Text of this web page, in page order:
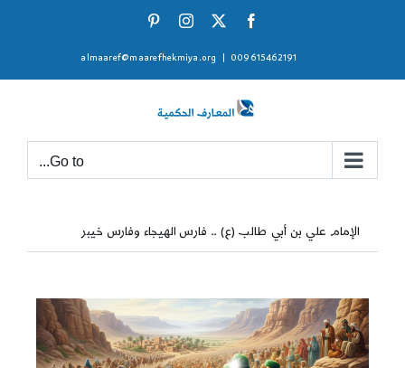
Facebook
X
Instagram
009615462191
almaaref@maarefhekmiya.org
Go to...
الإمام علي بن أبي طالب (ع) .. فارس الهيجاء وفارس خيبر